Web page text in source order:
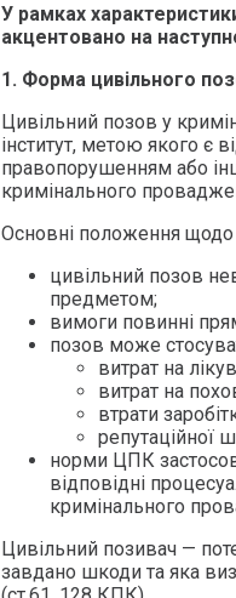
У рамках
акцентовано на
1. Форма цивільного
Цивільний позов у
інститут, метою якого є
правопорушенням або
кримінального
Основні положення
цивільний позов
предметом;
вимоги повинні
позов може
витрат на
витрат на
втрати
репутаційної
норми ЦПК
відповідні
кримінального
Цивільний позивач —
завдано шкоди та яка